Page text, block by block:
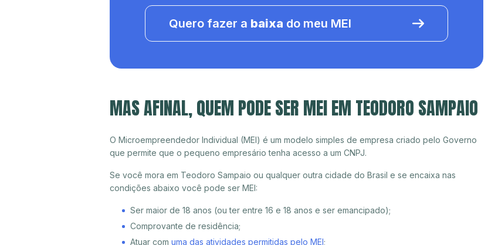
Quero fazer a baixa do meu MEI
MAS AFINAL, QUEM PODE SER MEI EM TEODORO SAMPAIO
O Microempreendedor Individual (MEI) é um modelo simples de empresa criado pelo Governo
que permite que o pequeno empresário tenha acesso a um CNPJ.
Se você mora em Teodoro Sampaio ou qualquer outra cidade do Brasil e se encaixa nas
condições abaixo você pode ser MEI:
Ser maior de 18 anos (ou ter entre 16 e 18 anos e ser emancipado);
Comprovante de residência;
Atuar com uma das atividades permitidas pelo MEI;